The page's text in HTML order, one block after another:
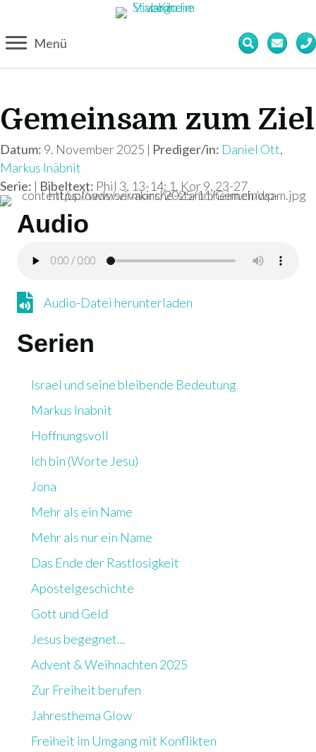
Menü
Gemeinsam zum Ziel
Datum: 9. November 2025 | Prediger/in: Daniel Ott,
Markus Inäbnit
Serie: | Bibeltext: Phil 3, 13-14; 1. Kor 9, 23-27
Audio
Audio-Datei herunterladen
Audio-Datei herunterladen
Serien
Israel und seine bleibende Bedeutung
Markus Inabnit
Hoffnungsvoll
Ich bin (Worte Jesu)
Jona
Mehr als ein Name
Mehr als nur ein Name
Das Ende der Rastlosigkeit
Apostelgeschichte
Gott und Geld
Jesus begegnet...
Advent & Weihnachten 2025
Zur Freiheit berufen
Jahresthema Glow
Freiheit im Umgang mit Konflikten